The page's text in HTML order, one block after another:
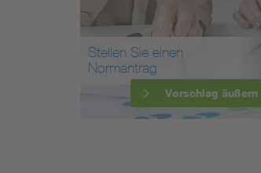
Stellen Sie einen
Normantrag
Vorschlag äußern